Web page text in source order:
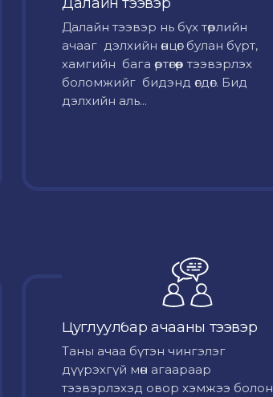
Далайн тээвэр нь бүх төрлийн
ачааг дэлхийн өнцөг булан бүрт,
хамгийн бага өртөгөөр тээвэрлэх
боломжийг бидэнд өгдөг. Бид
дэлхийн аль...
Цуглуулбар ачааны тээвэр
Таны ачаа бүтэн чингэлэг
дүүрэхгүй мөн агаараар
тээвэрлэхэд овор хэмжээ болон